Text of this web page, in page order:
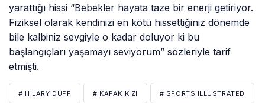
yarattığı hissi “Bebekler hayata taze bir enerji getiriyor.
Fiziksel olarak kendinizi en kötü hissettiğiniz dönemde
bile kalbiniz sevgiyle o kadar doluyor ki bu
başlangıçları yaşamayı seviyorum” sözleriyle tarif
etmişti.
# HILARY DUFF # KAPAK KIZI # SPORTS ILLUSTRATED